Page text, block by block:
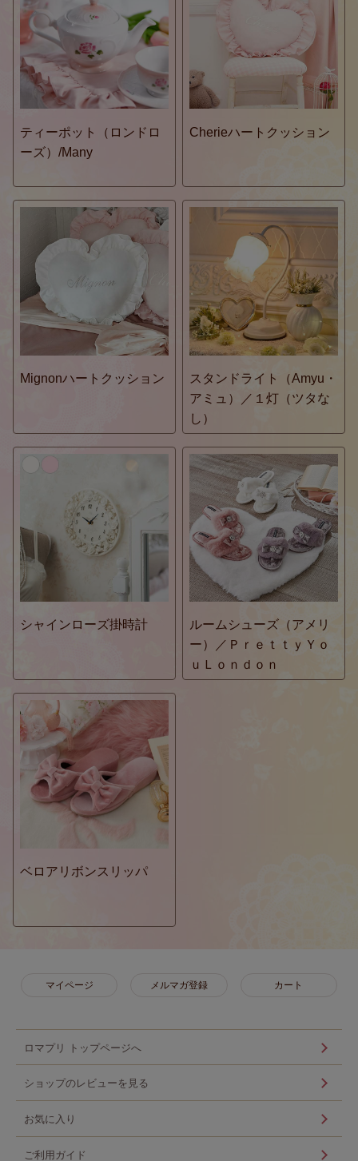
ティーポット（ロンドロ
ーズ）/Many
Cherieハートクッション
Mignonハートクッション
スタンドライト（Amyu・
アミュ）／１灯（ツタな
し）
シャインローズ掛時計
ルームシューズ（アメリ
ー）／ＰｒｅｔｔｙＹｏ
ｕＬｏｎｄｏｎ
ベロアリボンスリッパ
マイページ メルマガ登録 カート
ロマプリ トップページへ
ショップのレビューを見る
お気に入り
ご利用ガイド